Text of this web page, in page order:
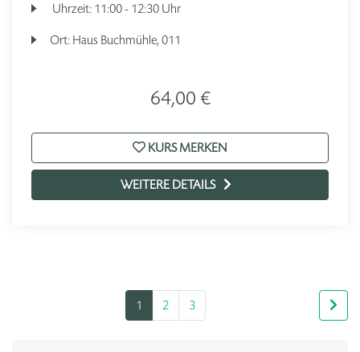
Uhrzeit: 11:00 - 12:30 Uhr
Ort: Haus Buchmühle, 011
64,00 €
KURS MERKEN
WEITERE DETAILS
1 2 3